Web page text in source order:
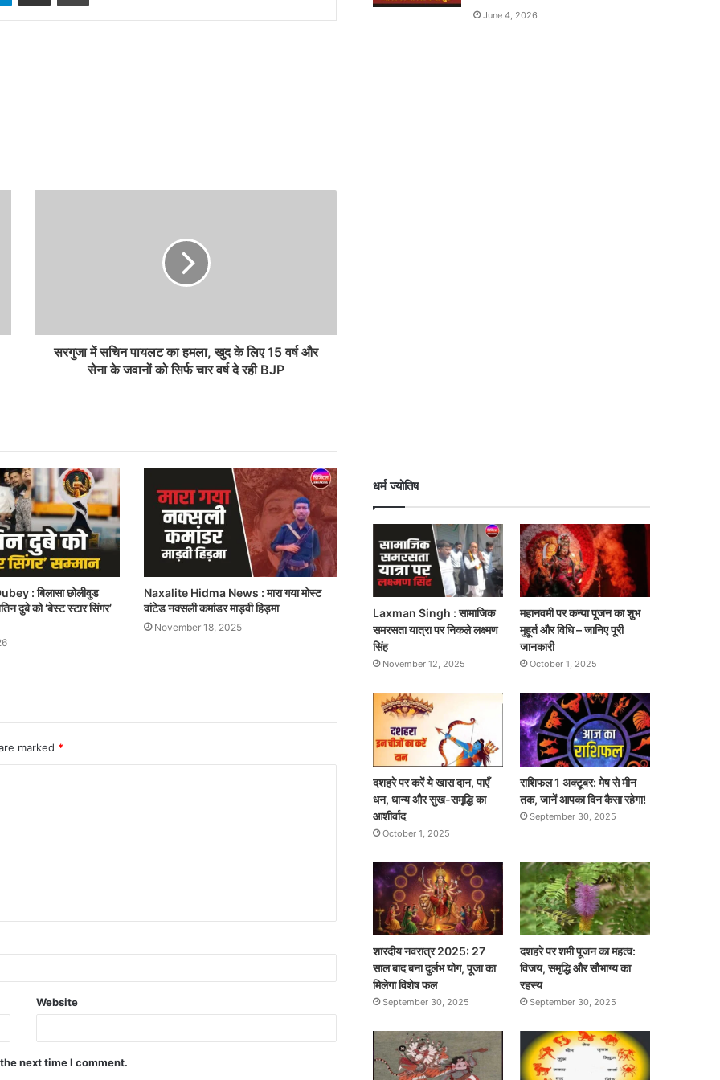
सरगुजा में सचिन पायलट का हमला, खुद के लिए 15 वर्ष और
सेना के जवानों को सिर्फ चार वर्ष दे रही BJP
: बिलासा छोलीवुड
दुबे को ‘बेस्ट स्टार सिंगर’
Naxalite Hidma News : मारा गया मोस्ट
वांटेड नक्सली कमांडर माड़वी हिड़मा
November 18, 2025
marked *
Website
next time I comment.
June 4, 2026
धर्म ज्योतिष
Laxman Singh : सामाजिक
समरसता यात्रा पर निकले लक्ष्मण
सिंह
November 12, 2025
महानवमी पर कन्या पूजन का शुभ
मुहूर्त और विधि – जानिए पूरी
जानकारी
October 1, 2025
दशहरे पर करें ये खास दान, पाएँ
धन, धान्य और सुख-समृद्धि का
आशीर्वाद
October 1, 2025
राशिफल 1 अक्टूबर: मेष से मीन
तक, जानें आपका दिन कैसा रहेगा!
September 30, 2025
शारदीय नवरात्र 2025: 27
साल बाद बना दुर्लभ योग, पूजा का
मिलेगा विशेष फल
September 30, 2025
दशहरे पर शमी पूजन का महत्व:
विजय, समृद्धि और सौभाग्य का
रहस्य
September 30, 2025